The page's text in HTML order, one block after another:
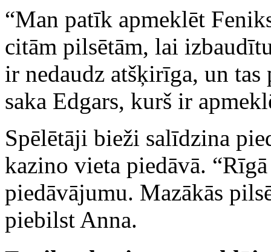
“Man patīk apmeklēt
citām pilsētām, lai
ir nedaudz atšķirīga, un tas
saka Edgars, kurš ir
Spēlētāji bieži salīdzina
kazino vieta piedāvā.
piedāvājumu. Mazākās
piebilst Anna.